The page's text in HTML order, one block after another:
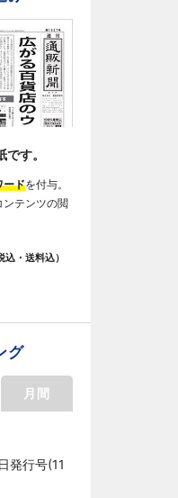
す。
ードを付与。
ンテンツの閲
込・送料込）
グ
月間
発行号(11